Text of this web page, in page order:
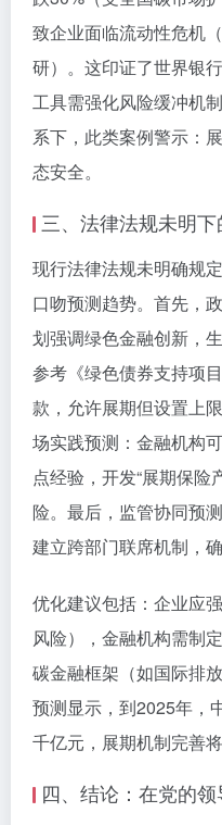
致企业面临流动性危机
研）。这印证了世界银
工具需强化风险缓冲机
系下，此类案例警示：
态安全。
三、法律法规未明
现行法律法规未明确规
口吻预测趋势。首先，
划强调绿色金融创新，
参考《绿色债券支持项
款，允许展期但设置上
场实践预测：金融机构
点经验，开发“展期保险
险。最后，监管协同预
建立跨部门联席机制，确
优化建议包括：企业应
风险），金融机构需制
碳金融框架（如国际排
预测显示，到2025年，
千亿元，展期机制完善
四、结论：在党的